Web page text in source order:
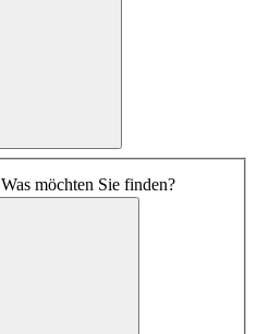
Was möchten Sie finden?